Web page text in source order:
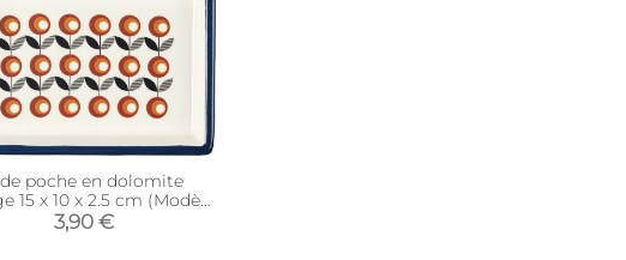
poche en dolomite
15 x 10 x 2.5 cm (Modèle
1)
3,90 €